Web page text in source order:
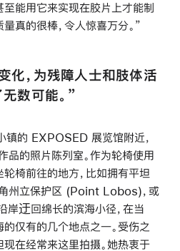
至能用它来实现在胶片上才能制
真的很棒，令人惊喜万分。”
化，为残障人士和肢体活
数可能。”
的 EXPOSED 展览馆附近，
品的照片陈列室。作为轮椅使用
椅前往的地方，比如拥有平坦
州立保护区 (Point Lobos)，或
迂回绵长的滨海小径，在当
仅有的几个地点之一。受伤之
在经常来这里拍摄。她热衷于